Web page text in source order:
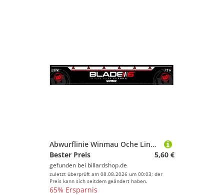
Abwurflinie Winmau Oche Line Blade 6 8764
Bester Preis
5,60 €
gefunden bei billardshop.de
zuletzt überprüft am 08.08.2026 um 00:03; der
Preis kann sich seitdem geändert haben.
65% Ersparnis